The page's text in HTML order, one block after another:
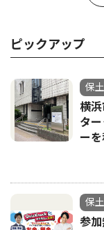
ピックアップ
保
横
タ
ー
保
参